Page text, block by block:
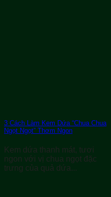
3 Cách Làm Kem Dứa “Chua Chua
Ngọt Ngọt” Thơm Ngon
Kem dứa thanh mát, tươi
ngon với vị chua ngọt đặc
trưng của quả dứa...